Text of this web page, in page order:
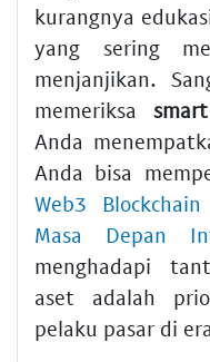
kurangnya
yang sering
menjanjikan.
memeriksa
Anda
Anda bisa
Web3
Masa Depan
menghadapi
aset adalah
pelaku pasar di